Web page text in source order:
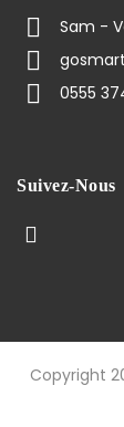
Sam -
0555
Suivez-Nous
Copyright